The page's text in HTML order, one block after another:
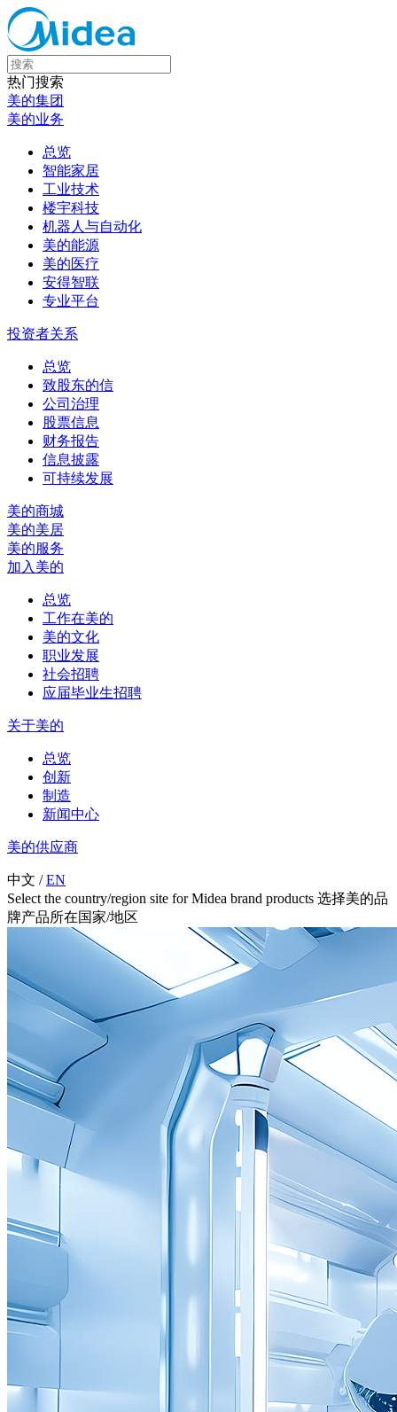
热门搜索
美的集团
美的业务
总览
智能家居
工业技术
楼宇科技
机器人与自动化
美的能源
美的医疗
安得智联
专业平台
投资者关系
总览
致股东的信
公司治理
股票信息
财务报告
信息披露
可持续发展
美的商城
美的美居
美的服务
加入美的
总览
工作在美的
美的文化
职业发展
社会招聘
应届毕业生招聘
关于美的
总览
创新
制造
新闻中心
美的供应商
中文 / EN
Select the country/region site for Midea brand products 选择美的品
牌产品所在国家/地区